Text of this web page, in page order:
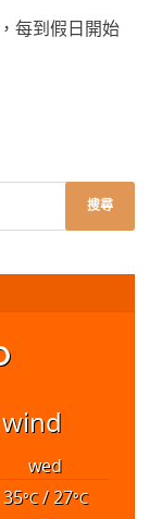
每到假日開始
wed
35°C/ 27°C